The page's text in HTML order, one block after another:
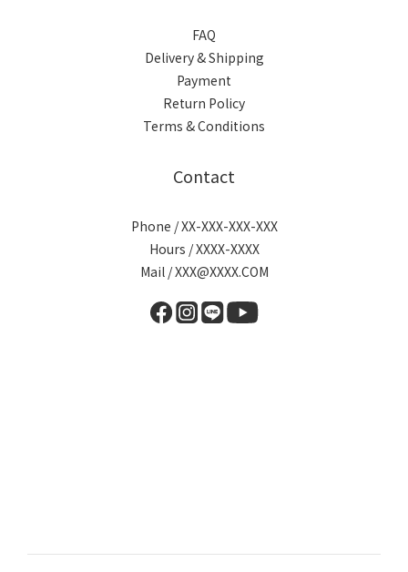
FAQ
Delivery & Shipping
Payment
Return Policy
Terms & Conditions
Contact
Phone / XX-XXX-XXX-XXX
Hours / XXXX-XXXX
Mail / XXX@XXXX.COM